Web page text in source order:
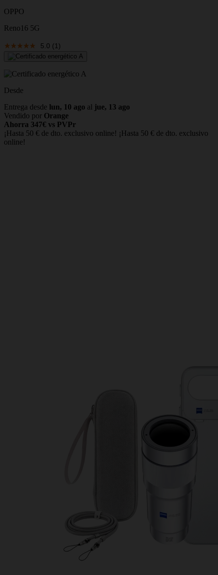
OPPO
Reno16 5G
5.0 (1)
Desde
Entrega desde lun, 10 ago al jue, 13 ago
Vendido por Orange
Ahorra 347€ vs PVPr
¡Hasta 50 € de dto. exclusivo online! ¡Hasta 50 € de dto. exclusivo
online!